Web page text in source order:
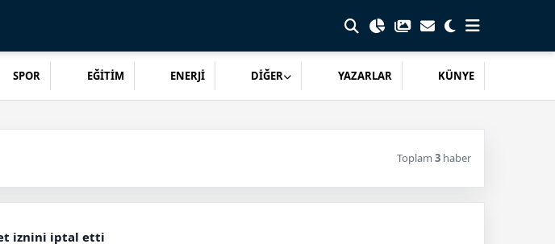
SPOR EĞİTİM ENERJİ DİĞER YAZARLAR KÜNYE
Toplam 3 haber
iznini iptal etti